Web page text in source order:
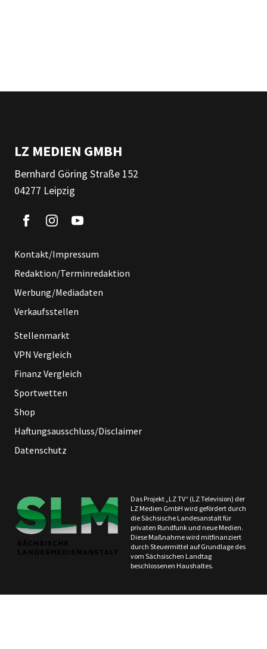
LZ MEDIEN GMBH
Bernhard Göring Straße 152
04277 Leipzig
Kontakt/Impressum
Redaktion/Terminredaktion
Werbung/Mediadaten
Verkaufsstellen
Stellenmarkt
VPN Vergleich
Finanz Vergleich
Sportwetten
Shop
Haftungsausschluss/Disclaimer
Datenschutz
Das Projekt „LZ TV“ (LZ Television) der
LZ Medien GmbH wird gefördert durch
die Sächsische Landesanstalt für
privaten Rundfunk und neue Medien.
Diese Maßnahme wird mitfinanziert
durch Steuermittel auf Grundlage des
vom Sächsischen Landtag
beschlossenen Haushaltes.